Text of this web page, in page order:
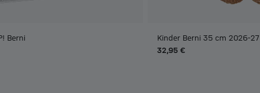
Berni
Kinder Berni 35 cm 2026-27
32,95 €